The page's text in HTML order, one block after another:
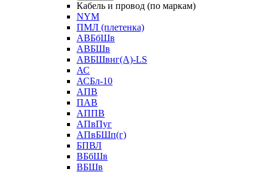
Кабель и провод (по маркам)
NYM
ПМЛ (плетенка)
АВБбШв
АВБШв
АВБШвнг(А)-LS
АС
АСБл-10
АПВ
ПАВ
АППВ
АПвПуг
АПвБШп(г)
БПВЛ
ВБбШв
ВБШв